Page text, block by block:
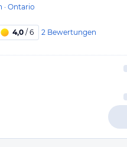
· Ontario
4,0 / 6 2 Bewertungen